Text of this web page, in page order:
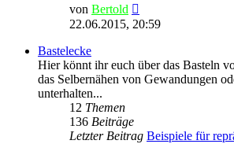
von Bertold
Beitrag
22.06.2015, 20:59
Bastelecke
Hier könnt ihr euch über das Basteln
das Selbernähen von Gewandungen
unterhalten...
12 Themen
136 Beiträge
Letzter Beitrag Beispiele für